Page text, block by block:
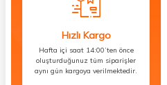
Hızlı Kargo
Hafta içi saat 14:00’ten önce
oluşturduğunuz tüm siparişler
aynı gün kargoya verilmektedir.